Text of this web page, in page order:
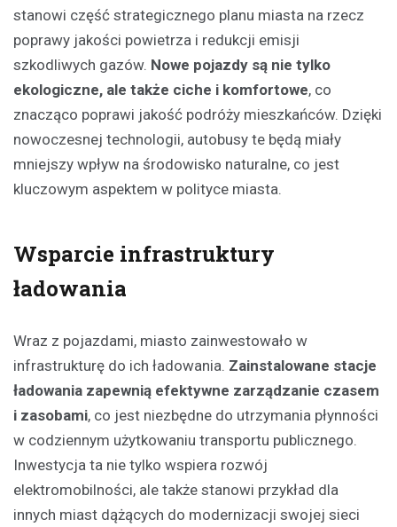
stanowi część strategicznego planu miasta na rzecz
poprawy jakości powietrza i redukcji emisji
szkodliwych gazów. Nowe pojazdy są nie tylko
ekologiczne, ale także ciche i komfortowe, co
znacząco poprawi jakość podróży mieszkańców. Dzięki
nowoczesnej technologii, autobusy te będą miały
mniejszy wpływ na środowisko naturalne, co jest
kluczowym aspektem w polityce miasta.
Wsparcie infrastruktury
ładowania
Wraz z pojazdami, miasto zainwestowało w
infrastrukturę do ich ładowania. Zainstalowane stacje
ładowania zapewnią efektywne zarządzanie czasem
i zasobami, co jest niezbędne do utrzymania płynności
w codziennym użytkowaniu transportu publicznego.
Inwestycja ta nie tylko wspiera rozwój
elektromobilności, ale także stanowi przykład dla
innych miast dążących do modernizacji swojej sieci